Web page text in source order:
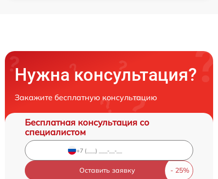
Нужна консультация?
Закажите бесплатную консультацию
Бесплатная консультация со
специалистом
Оставить заявку